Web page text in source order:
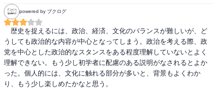
とうございました。
powered by ブクログ
歴史を捉えるには、政治、経済、文化のバランスが難しいが、ど
うしても政治的な内容が中心となってしまう。政治を考える際、政
党を中心とした政治的なスタンスをある程度理解していないとよく
理解できない。もう少し初学者に配慮のある説明がなされるとよか
った。個人的には、文化に触れる部分が多いと、背景もよくわか
り、もう少し楽しめたかなと思う。